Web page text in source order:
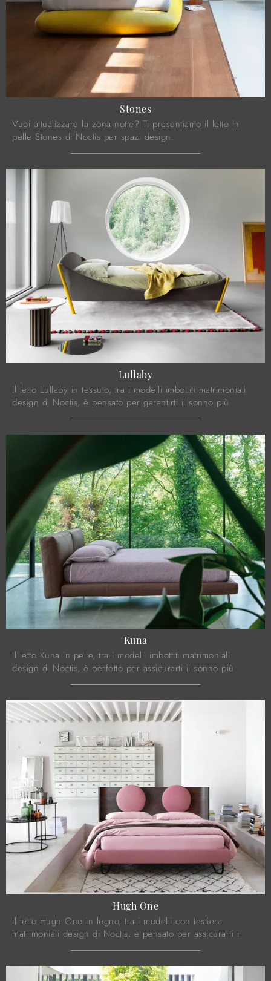
Stones
Vuoi attualizzare la zona notte? Ti presentiamo il letto in
pelle Stones di Noctis per spazi design.
Lullaby
Il letto Lullaby in tessuto, tra i modelli imbottiti matrimoniali
design di Noctis, è pensato per garantirti il sonno più
Kuna
Il letto Kuna in pelle, tra i modelli imbottiti matrimoniali
design di Noctis, è perfetto per assicurarti il sonno più
Hugh One
Il letto Hugh One in legno, tra i modelli con testiera
matrimoniali design di Noctis, è pensato per assicurarti il